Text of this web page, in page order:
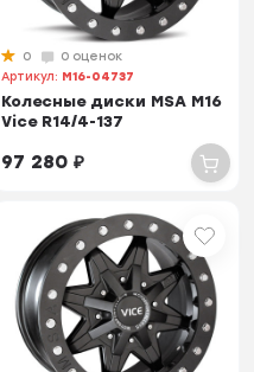
0
0 оценок
Артикул: M16-04737
Колесные диски MSA M16
Vice R14/4-137
97 280₽